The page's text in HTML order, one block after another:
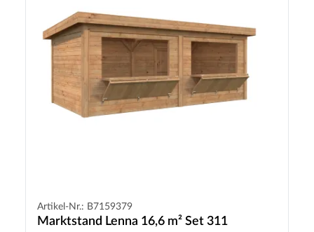
Artikel-Nr.: B7159379
Marktstand Lenna 16,6 m² Set 311